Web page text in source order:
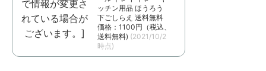
ッチン用品 ほうろう
下ごしらえ 送料無料
価格：1100円（税込、
送料無料) (2021/10/2
時点)